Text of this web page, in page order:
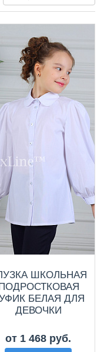
ШКОЛЬНАЯ
БЕЛАЯ ДЛЯ
ДЕВОЧКИ
от 1 468 руб.